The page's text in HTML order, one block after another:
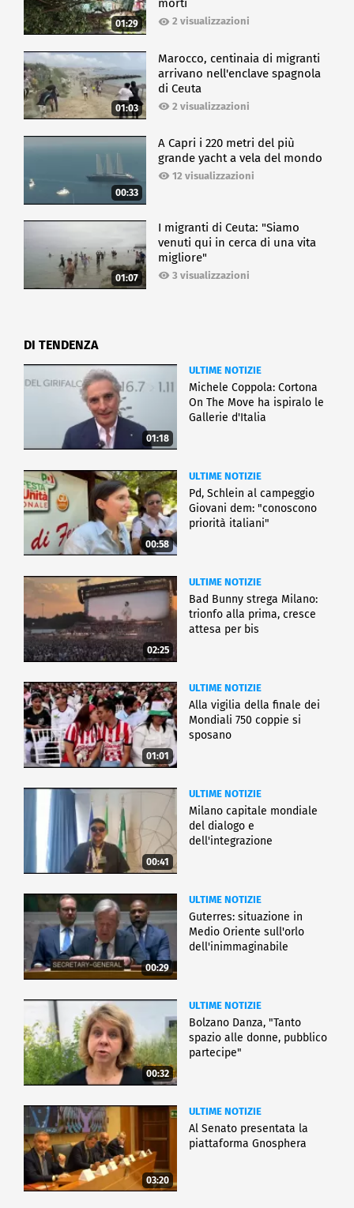
01:29
morti
2 visualizzazioni
01:03
Marocco, centinaia di migranti
arrivano nell'enclave spagnola
di Ceuta
2 visualizzazioni
00:33
A Capri i 220 metri del più
grande yacht a vela del mondo
12 visualizzazioni
01:07
I migranti di Ceuta: "Siamo
venuti qui in cerca di una vita
migliore"
3 visualizzazioni
DI TENDENZA
01:18
ULTIME NOTIZIE
Michele Coppola: Cortona
On The Move ha ispiralo le
Gallerie d'Italia
00:58
ULTIME NOTIZIE
Pd, Schlein al campeggio
Giovani dem: "conoscono
priorità italiani"
02:25
ULTIME NOTIZIE
Bad Bunny strega Milano:
trionfo alla prima, cresce
attesa per bis
01:01
ULTIME NOTIZIE
Alla vigilia della finale dei
Mondiali 750 coppie si
sposano
00:41
ULTIME NOTIZIE
Milano capitale mondiale
del dialogo e
dell'integrazione
00:29
ULTIME NOTIZIE
Guterres: situazione in
Medio Oriente sull'orlo
dell'inimmaginabile
00:32
ULTIME NOTIZIE
Bolzano Danza, "Tanto
spazio alle donne, pubblico
partecipe"
03:20
ULTIME NOTIZIE
Al Senato presentata la
piattaforma Gnosphera